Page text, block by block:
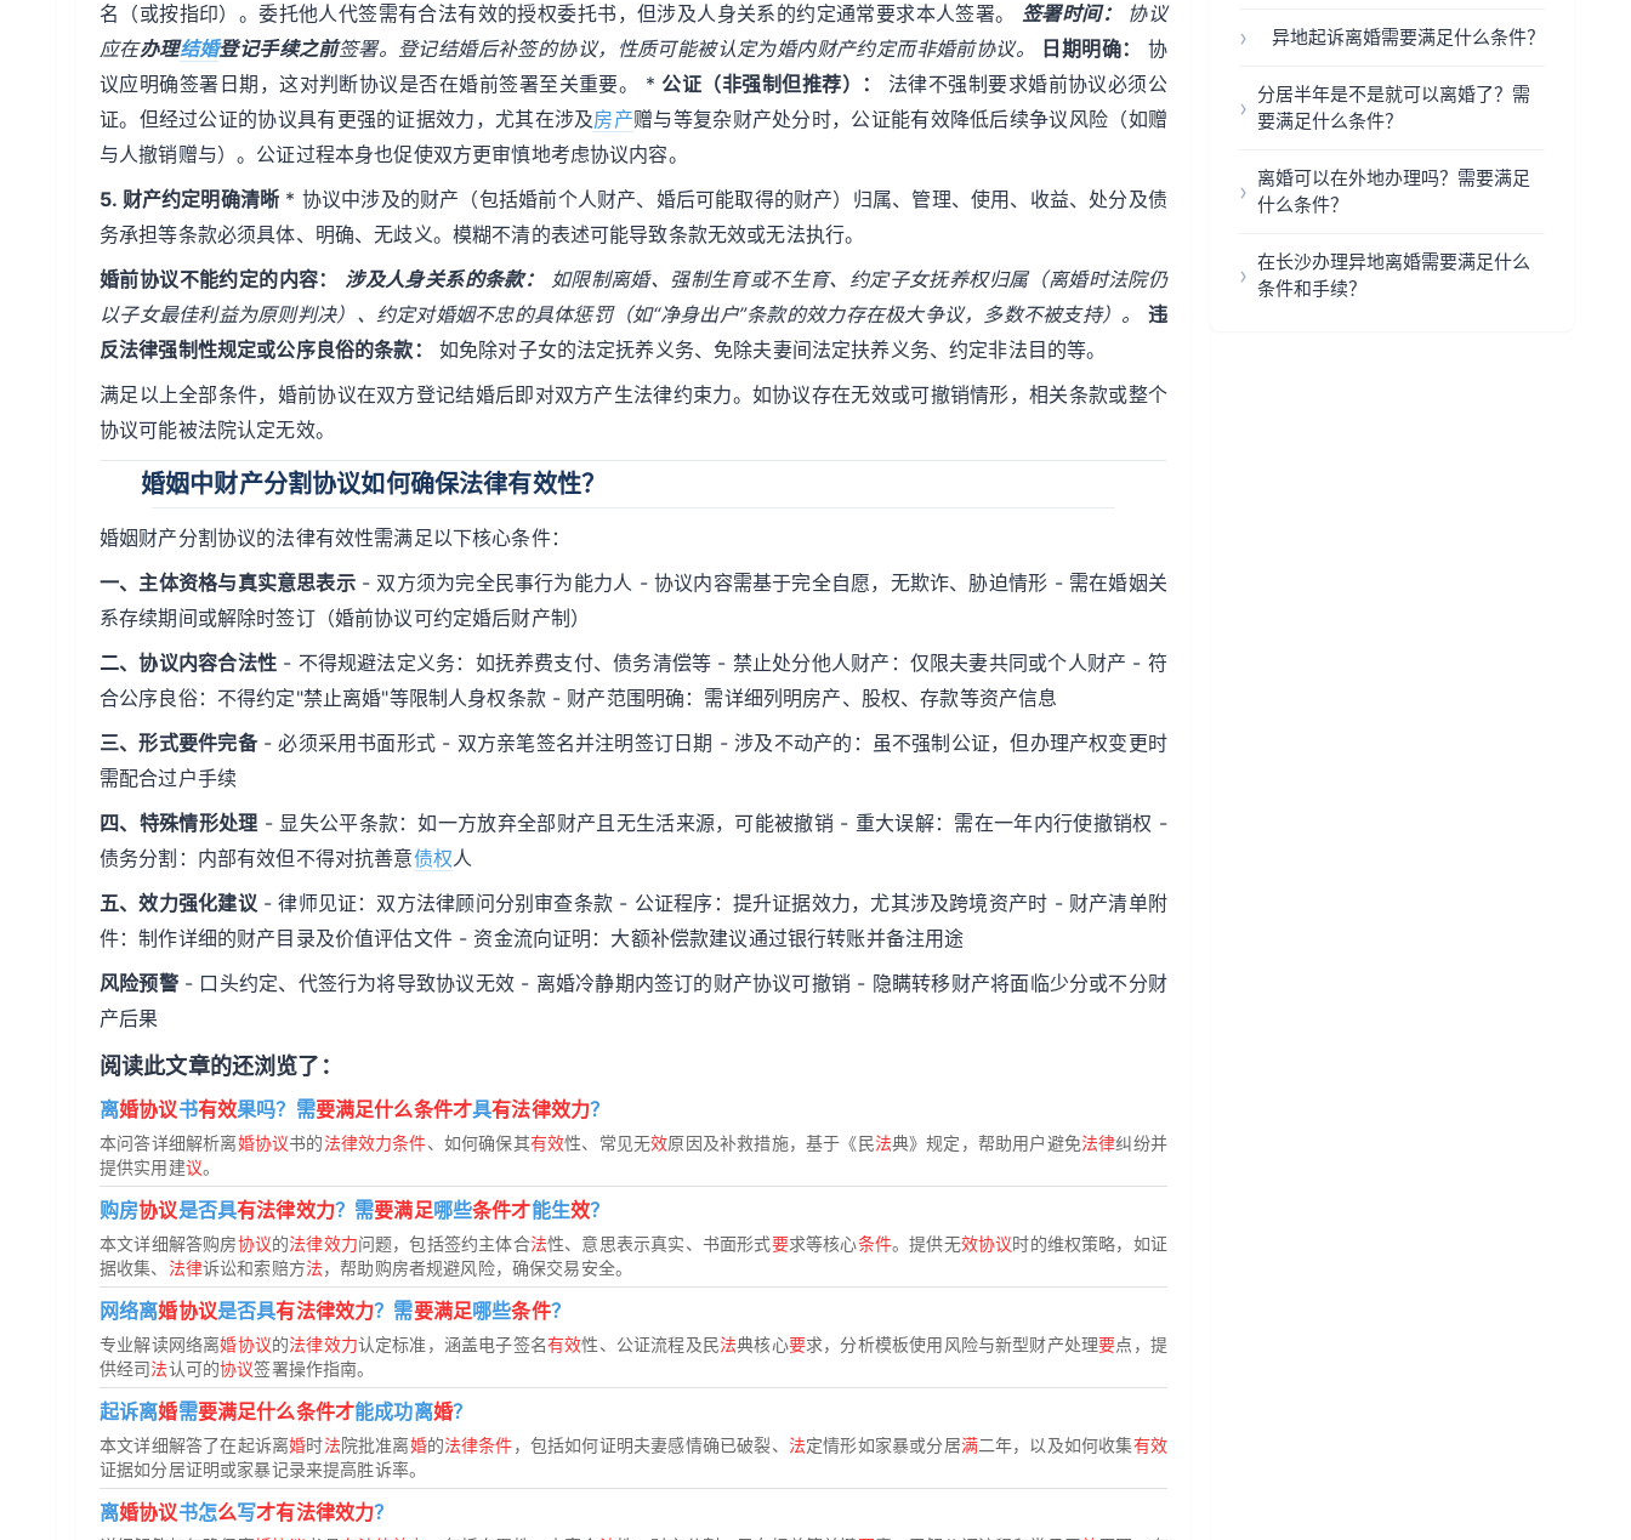
名（或按指印）。委托他人代签需有合法有效的授权委托书，但涉及人身关系的约定通常要求本人签署。 签署时间：
协议
应在办理结婚登记手续之前签署。登记结婚后补签的协议，性质可能被认定为婚内财产约定而非婚前协议。 日期明确：
协
议应明确签署日期，这对判断协议是否在婚前签署至关重要。 * 公证（非强制但推荐）：
法律不强制要求婚前协议必须公
证。但经过公证的协议具有更强的证据效力，尤其在涉及房产赠与等复杂财产处分时，公证能有效降低后续争议风险（如赠
与人撤销赠与）。公证过程本身也促使双方更审慎地考虑协议内容。
5. 财产约定明确清晰 * 协议中涉及的财产（包括婚前个人财产、婚后可能取得的财产）归属、管理、使用、收益、处分及债
务承担等条款必须具体、明确、无歧义。模糊不清的表述可能导致条款无效或无法执行。
婚前协议不能约定的内容：
涉及人身关系的条款：
如限制离婚、强制生育或不生育、约定子女抚养权归属（离婚时法院仍
以子女最佳利益为原则判决）、约定对婚姻不忠的具体惩罚（如“净身出户”条款的效力存在极大争议，多数不被支持）。 违
反法律强制性规定或公序良俗的条款：
如免除对子女的法定抚养义务、免除夫妻间法定扶养义务、约定非法目的等。
满足以上全部条件，婚前协议在双方登记结婚后即对双方产生法律约束力。如协议存在无效或可撤销情形，相关条款或整个
协议可能被法院认定无效。
婚姻中财产分割协议如何确保法律有效性？
婚姻财产分割协议的法律有效性需满足以下核心条件：
一、主体资格与真实意思表示- 双方须为完全民事行为能力人 - 协议内容需基于完全自愿，无欺诈、胁迫情形 - 需在婚姻关
系存续期间或解除时签订（婚前协议可约定婚后财产制）
二、协议内容合法性- 不得规避法定义务：如抚养费支付、债务清偿等 - 禁止处分他人财产：仅限夫妻共同或个人财产 - 符
合公序良俗：不得约定"禁止离婚"等限制人身权条款 - 财产范围明确：需详细列明房产、股权、存款等资产信息
三、形式要件完备- 必须采用书面形式 - 双方亲笔签名并注明签订日期 - 涉及不动产的：虽不强制公证，但办理产权变更时
需配合过户手续
四、特殊情形处理 - 显失公平条款：如一方放弃全部财产且无生活来源，可能被撤销 - 重大误解：需在一年内行使撤销权 -
债务分割：内部有效但不得对抗善意债权人
五、效力强化建议- 律师见证：双方法律顾问分别审查条款 - 公证程序：提升证据效力，尤其涉及跨境资产时 - 财产清单附
件：制作详细的财产目录及价值评估文件 - 资金流向证明：大额补偿款建议通过银行转账并备注用途
风险预警- 口头约定、代签行为将导致协议无效 - 离婚冷静期内签订的财产协议可撤销 - 隐瞒转移财产将面临少分或不分财
产后果
阅读此文章的还浏览了：
离婚协议书有效果吗？需要满足什么条件才具有法律效力？
本问答详细解析离婚协议书的法律效力条件、如何确保其有效性、常见无效原因及补救措施，基于《民法典》规定，帮助用户避免法律纠纷并
提供实用建议。
购房协议是否具有法律效力？需要满足哪些条件才能生效？
本文详细解答购房协议的法律效力问题，包括签约主体合法性、意思表示真实、书面形式要求等核心条件。提供无效协议时的维权策略，如证
据收集、 法律诉讼和索赔方法，帮助购房者规避风险，确保交易安全。
网络离婚协议是否具有法律效力？需要满足哪些条件？
专业解读网络离婚协议的法律效力认定标准，涵盖电子签名有效性、公证流程及民法典核心要求，分析模板使用风险与新型财产处理要点，提
供经司法认可的协议签署操作指南。
起诉离婚需要满足什么条件才能成功离婚？
本文详细解答了在起诉离婚时法院批准离婚的法律条件，包括如何证明夫妻感情确已破裂、 法定情形如家暴或分居满二年，以及如何收集有效
证据如分居证明或家暴记录来提高胜诉率。
离婚协议书怎么写才有法律效力？
异地起诉离婚需要满足什么条件？
分居半年是不是就可以离婚了？需
要满足什么条件？
离婚可以在外地办理吗？需要满足
什么条件？
在长沙办理异地离婚需要满足什么
条件和手续？